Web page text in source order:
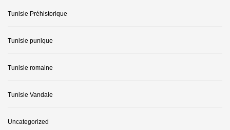
Tunisie Préhistorique
Tunisie punique
Tunisie romaine
Tunisie Vandale
Uncategorized